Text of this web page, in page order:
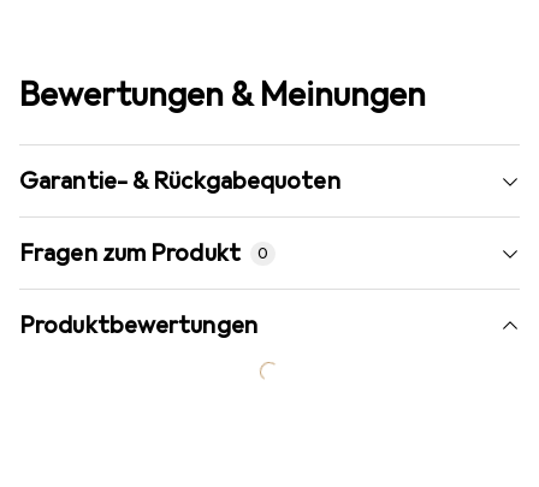
Bewertungen & Meinungen
Garantie- & Rückgabequoten
Fragen zum Produkt 0
Produktbewertungen